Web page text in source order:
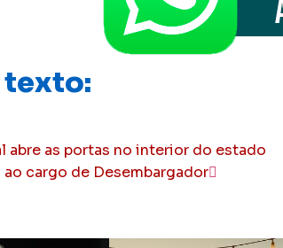
abre as portas no interior do estado
cargo de Desembargador